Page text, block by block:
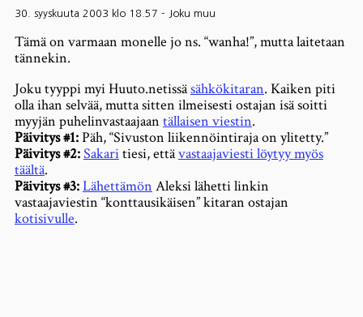
30. syyskuuta 2003 klo 18.57 - Joku muu
Tämä on varmaan monelle jo ns. “wanha!”, mutta laitetaan
tännekin.
Joku tyyppi myi Huuto.netissäsähkökitaran. Kaiken piti
olla ihan selvää, mutta sitten ilmeisesti ostajan isä soitti
myyjän puhelinvastaajaan tällaisen viestin.
Päivitys #1:Päh, “Sivuston liikennöintiraja on ylitetty.”
Päivitys #2:Sakaritiesi, ettävastaajaviesti löytyy myös
täältä.
Päivitys #3:Lähettämön Aleksi lähetti linkin
vastaajaviestin “konttausikäisen” kitaran ostajan
kotisivulle.